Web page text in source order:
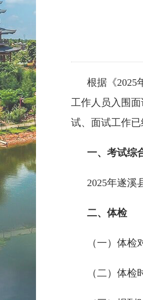
根据《2025
工作人员入围
试、面试工作
一、考试综
2025年遂溪
二、体检
（一）体检
（二）体检